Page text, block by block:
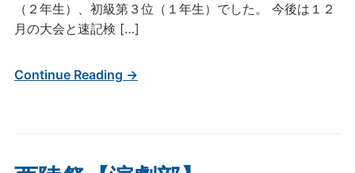
（２年生）、初級第３位（１年生）でした。 今後は１２
月の大会と速記検 […]
Continue Reading →